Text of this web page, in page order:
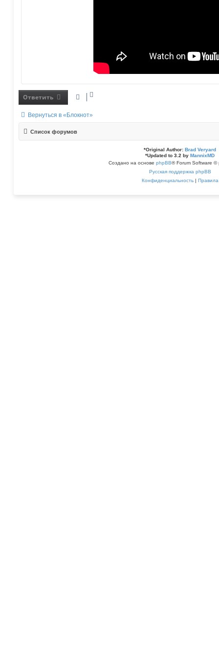
Ответить
Вернуться в «Блокнот»
Список форумов
*Original Author: Brad Veryard
*Updated to 3.2 by MannixMD
Создано на основе phpBB® Forum Software ©
Русская поддержка phpBB
Конфиденциальность| Правила